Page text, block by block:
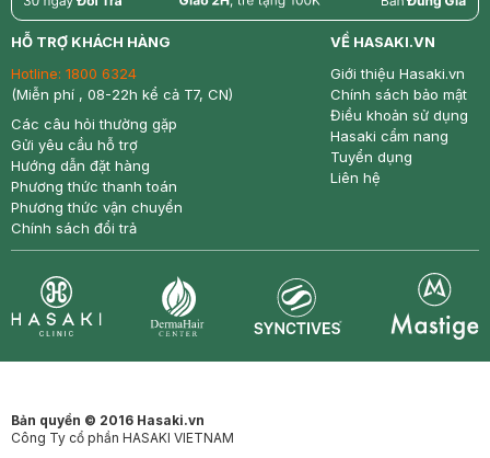
return nowfree price
HỖ TRỢ KHÁCH HÀNG
Hotline: 1800 6324
(Miễn phí , 08-22h kể cả T7, CN)
Các câu hỏi thường gặp
Gửi yêu cầu hỗ trợ
Hướng dẫn đặt hàng
Phương thức thanh toán
Phương thức vận chuyển
Chính sách đổi trả
VỀ HASAKI.VN
Giới thiệu Hasaki.vn
Chính sách bảo mật
Điều khoản sử dụng
Hasaki cẩm nang
Tuyển dụng
Liên hệ
Bản quyền © 2016 Hasaki.vn
Công Ty cổ phần HASAKI VIETNAM